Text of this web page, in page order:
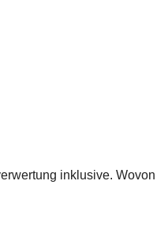
inklusive. Wovon